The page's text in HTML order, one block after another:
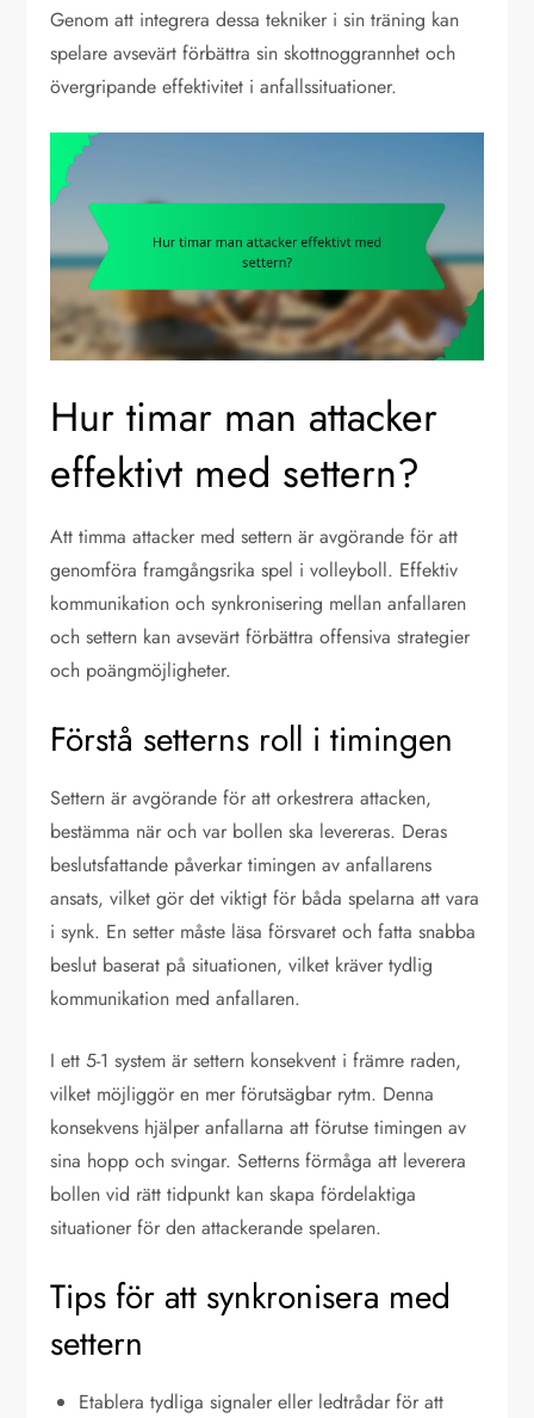
Genom att integrera dessa tekniker i sin träning kan
spelare avsevärt förbättra sin skottnoggrannhet och
övergripande effektivitet i anfallssituationer.
Hur timar man attacker
effektivt med settern?
Att timma attacker med settern är avgörande för att
genomföra framgångsrika spel i volleyboll. Effektiv
kommunikation och synkronisering mellan anfallaren
och settern kan avsevärt förbättra offensiva strategier
och poängmöjligheter.
Förstå setterns roll i timingen
Settern är avgörande för att orkestrera attacken,
bestämma när och var bollen ska levereras. Deras
beslutsfattande påverkar timingen av anfallarens
ansats, vilket gör det viktigt för båda spelarna att vara
i synk. En setter måste läsa försvaret och fatta snabba
beslut baserat på situationen, vilket kräver tydlig
kommunikation med anfallaren.
I ett 5-1 system är settern konsekvent i främre raden,
vilket möjliggör en mer förutsägbar rytm. Denna
konsekvens hjälper anfallarna att förutse timingen av
sina hopp och svingar. Setterns förmåga att leverera
bollen vid rätt tidpunkt kan skapa fördelaktiga
situationer för den attackerande spelaren.
Tips för att synkronisera med
settern
Etablera tydliga signaler eller ledtrådar för att